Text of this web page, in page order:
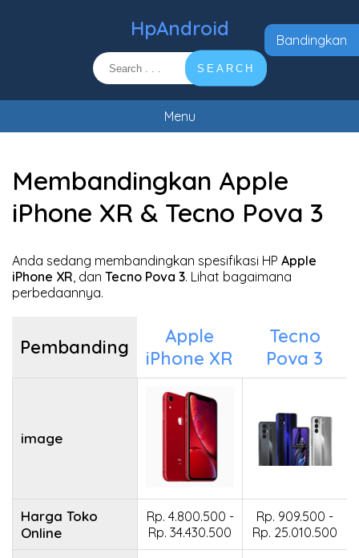
HpAndroid
SEARCH
Menu
Membandingkan Apple
iPhone XR & Tecno Pova 3
Anda sedang membandingkan spesifikasi HP Apple
iPhone XR, dan Tecno Pova 3. Lihat bagaimana
perbedaannya.
Pembanding
Apple
iPhone XR
Tecno
Pova 3
image
Harga Toko
Online
Rp. 4.800.500 -
Rp. 34.430.500
Rp. 909.500 -
Rp. 25.010.500
Bandingkan